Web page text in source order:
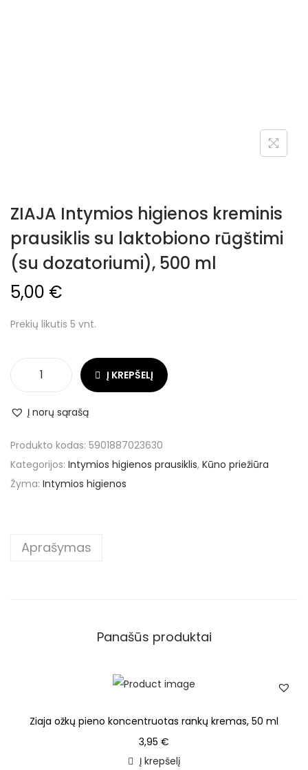
ZIAJA Intymios higienos kreminis
prausiklis su laktobiono rūgštimi
(su dozatoriumi), 500 ml
5,00 €
Prekių likutis 5 vnt.
Į KREPŠELĮ
Į norų sąrašą
Produkto kodas: 5901887023630
Kategorijos: Intymios higienos prausiklis, Kūno priežiūra
Žyma: Intymios higienos
Aprašymas
Panašūs produktai
Ziaja ožkų pieno koncentruotas rankų kremas, 50 ml
3,95 €
Į krepšelį